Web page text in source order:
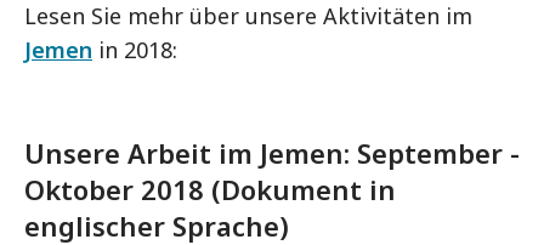
Lesen Sie mehr über unsere Aktivitäten im
Jemen in 2018:
Unsere Arbeit im Jemen: September -
Oktober 2018 (Dokument in
englischer Sprache)